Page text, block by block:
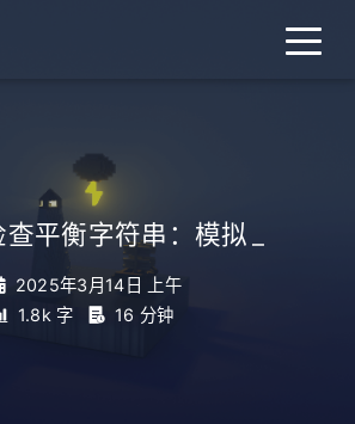
平衡字符串：模拟
2025年3月14日 上午
1.8k 字
16 分钟